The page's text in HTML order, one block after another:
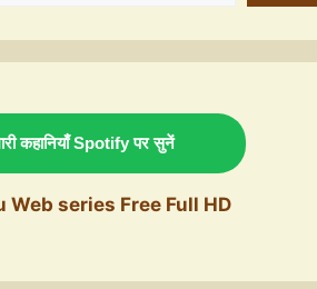
कहानियाँ Spotify पर सुनें
Web series Free Full HD